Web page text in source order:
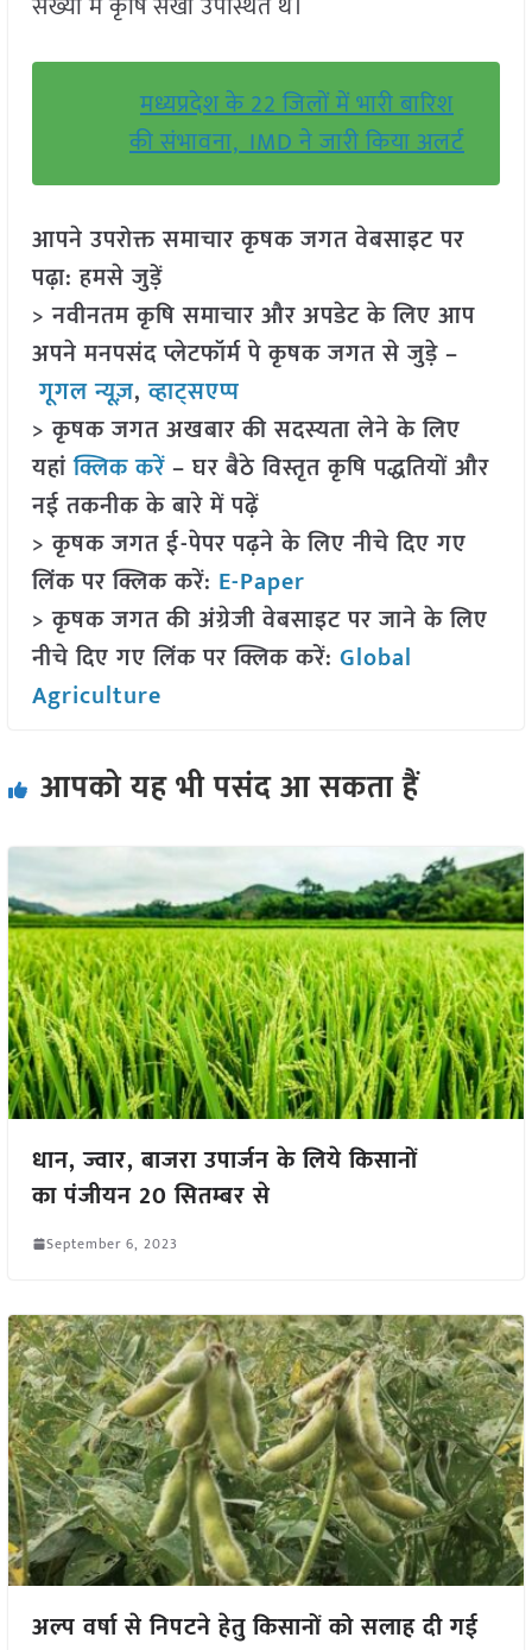
मध्यप्रदेश के 22 जिलों में भारी बारिश
की संभावना, IMD ने जारी किया अलर्ट
आपने उपरोक्त समाचार कृषक जगत वेबसाइट पर
पढ़ा: हमसे जुड़ें
> नवीनतम कृषि समाचार और अपडेट के लिए आप
अपने मनपसंद प्लेटफॉर्म पे कृषक जगत से जुड़े –
गूगल न्यूज़,व्हाट्सएप्प
> कृषक जगत अखबार की सदस्यता लेने के लिए
यहांक्लिक करें– घर बैठे विस्तृत कृषि पद्धतियों और
नई तकनीक के बारे में पढ़ें
> कृषक जगत ई-पेपर पढ़ने के लिए नीचे दिए गए
लिंक पर क्लिक करें: E-Paper
> कृषक जगत की अंग्रेजी वेबसाइट पर जाने के लिए
नीचे दिए गए लिंक पर क्लिक करें: Global
Agriculture
आपको यह भी पसंद आ सकता हैं
धान, ज्वार, बाजरा उपार्जन के लिये किसानों
का पंजीयन 20 सितम्बर से
September 6, 2023
अल्प वर्षा से निपटने हेतु किसानों को सलाह दी गई